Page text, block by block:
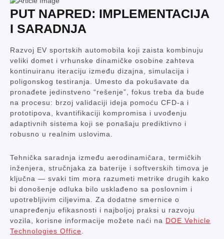
PUT NAPRED: IMPLEMENTACIJA
I SARADNJA
Razvoj EV sportskih automobila koji zaista kombinuju
veliki domet i vrhunske dinamičke osobine zahteva
kontinuiranu iteraciju između dizajna, simulacija i
poligonskog testiranja. Umesto da pokušavate da
pronađete jedinstveno “rešenje”, fokus treba da bude
na procesu: brzoj validaciji ideja pomoću CFD-a i
prototipova, kvantifikaciji kompromisa i uvođenju
adaptivnih sistema koji se ponašaju prediktivno i
robusno u realnim uslovima.
Tehnička saradnja između aerodinamičara, termičkih
inženjera, stručnjaka za baterije i softverskih timova je
ključna — svaki tim mora razumeti metrike drugih kako
bi donošenje odluka bilo usklađeno sa poslovnim i
upotrebljivim ciljevima. Za dodatne smernice o
unapređenju efikasnosti i najboljoj praksi u razvoju
vozila, korisne informacije možete naći na DOE Vehicle
Technologies Office.